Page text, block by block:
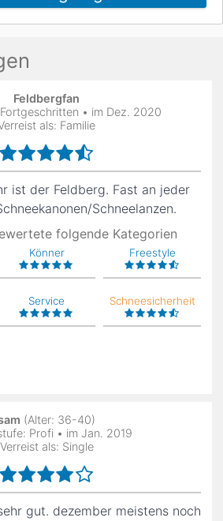
Feldbergfan
• im Dez. 2020
als: Familie
ist der Feldberg. Fast an jeder
Schneelanzen.
folgende Kategorien
Könner Freestyle
Service Schneesicherheit
(Alter: 36-40)
Profi • im Jan. 2019
Verreist als: Single
gut. dezember meistens noch